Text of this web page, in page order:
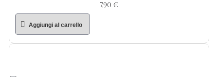
7,90 €
Aggiungi al carrello